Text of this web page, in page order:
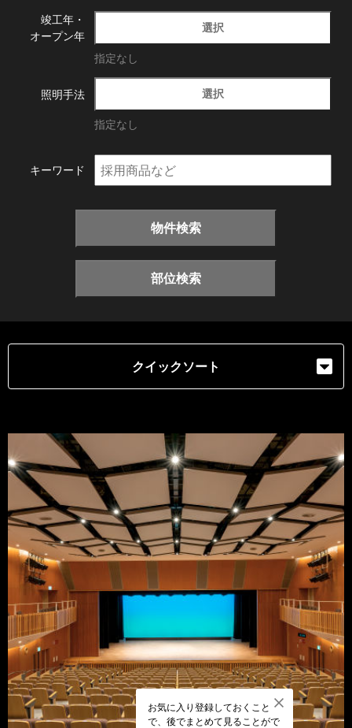
竣工年・
オープン年
選択
指定なし
照明手法 選択
指定なし
キーワード
物件検索
部位検索
クイックソート
お気に入り登録しておくこと
で、後でまとめて見ることがで